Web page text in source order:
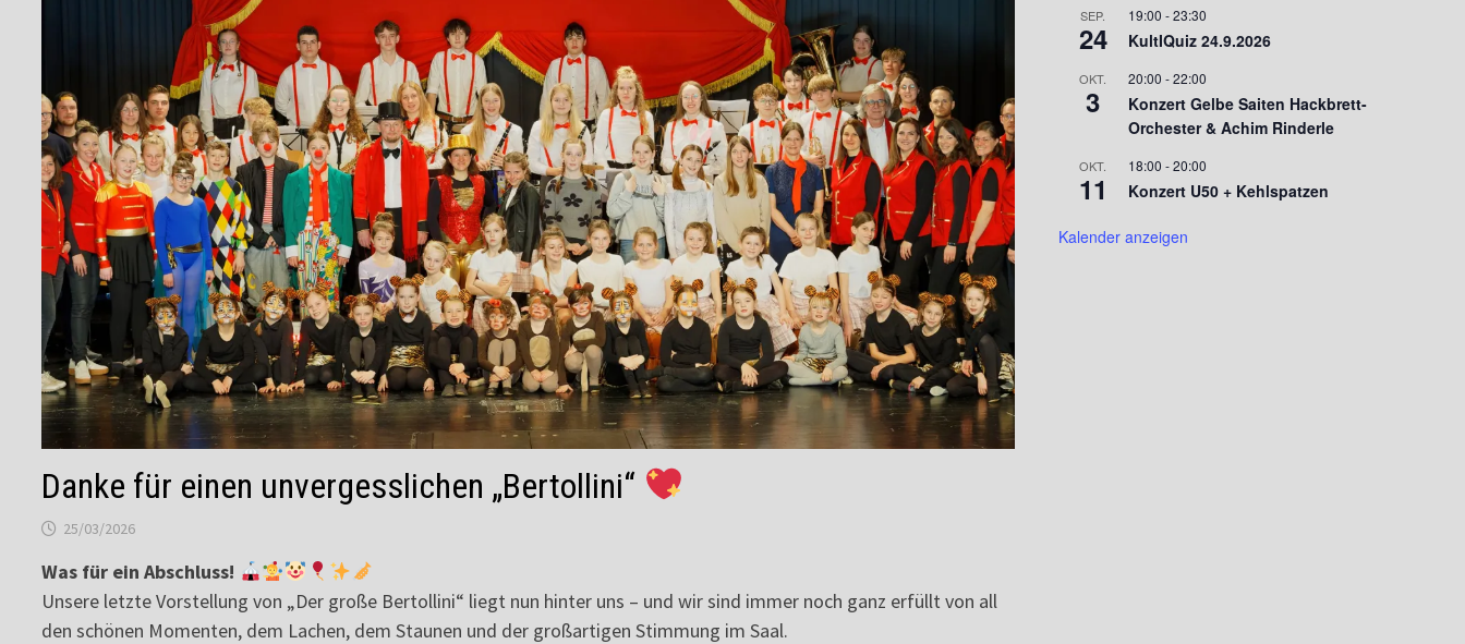
Danke für einen unvergesslichen „Bertollini“
25/03/2026
Was für ein Abschluss!
Unsere letzte Vorstellung von „Der große Bertollini“ liegt nun hinter uns – und wir sind immer noch ganz erfüllt von all
den schönen Momenten, dem Lachen, dem Staunen und der großartigen Stimmung im Saal.
SEP.
24
19:00 -23:30
KultIQuiz 24.9.2026
OKT.
3
20:00 -22:00
Konzert Gelbe Saiten Hackbrett-
Orchester & Achim Rinderle
OKT.
11
18:00 -20:00
Konzert U50 + Kehlspatzen
Kalender anzeigen